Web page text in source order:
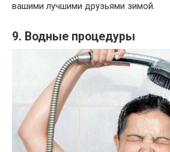
вашими лучшими друзьями зимой.
9. Водные процедуры